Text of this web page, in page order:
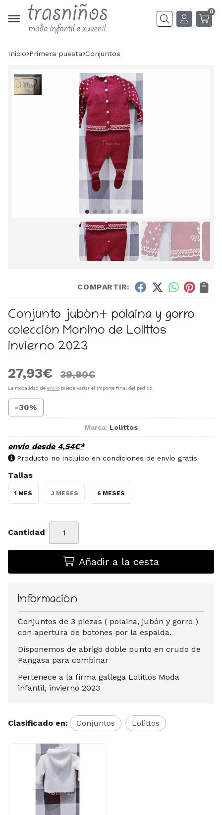
Buscar
0
Inicio primera puesta conjuntos
COMPARTIR:
Conjunto jubón+ polaina y gorro
colección Monino de Lolittos
invierno 2023
27,93€ 39,90€
La modalidad de envío puede variar el importe final del pedido.
-30%
Marca: Lolittos
envío desde 4,54€*
Producto no incluído en condiciones de envío gratis
Tallas
1 MES 3 MESES 6 MESES
Cantidad
Añadir a la cesta
Información
Conjuntos de 3 piezas ( polaina, jubón y gorro )
con apertura de botones por la espalda.
Disponemos de abrigo doble punto en crudo de
Pangasa para combinar
Pertenece a la firma gallega Lolittos Moda
infantil, invierno 2023
Clasificado en: Conjuntos Lolittos